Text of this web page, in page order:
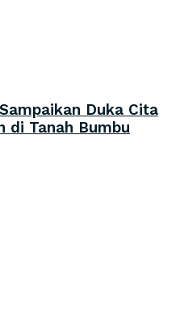
Duka Cita
di Tanah Bumbu